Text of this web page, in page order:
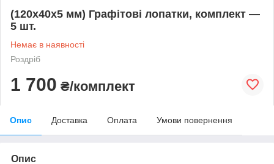
(120х40х5 мм) Графітові лопатки, комплект —
5 шт.
Немає в наявності
Роздріб
1 700 ₴/комплект
Опис Доставка Оплата Умови повернення
Опис